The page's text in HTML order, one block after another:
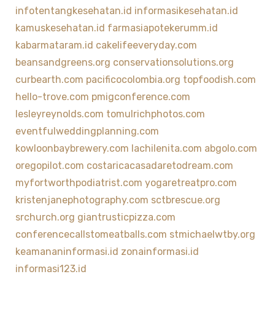
infotentangkesehatan.id informasikesehatan.id
kamuskesehatan.id farmasiapotekerumm.id
kabarmataram.id cakelifeeveryday.com
beansandgreens.org conservationsolutions.org
curbearth.com pacificocolombia.org topfoodish.com
hello-trove.com pmigconference.com
lesleyreynolds.com tomulrichphotos.com
eventfulweddingplanning.com
kowloonbaybrewery.com lachilenita.com abgolo.com
oregopilot.com costaricacasadaretodream.com
myfortworthpodiatrist.com yogaretreatpro.com
kristenjanephotography.com sctbrescue.org
srchurch.org giantrusticpizza.com
conferencecallstomeatballs.com stmichaelwtby.org
keamananinformasi.id zonainformasi.id
informasi123.id